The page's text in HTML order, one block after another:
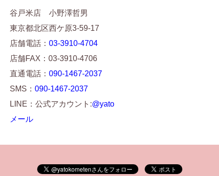
谷戸米店 小野澤哲男
東京都北区西ケ原3-59-17
店舗電話： 03-3910-4704
店舗FAX：03-3910-4706
直通電話： 090-1467-2037
SMS： 090-1467-2037
LINE：公式アカウント:@yato
メール